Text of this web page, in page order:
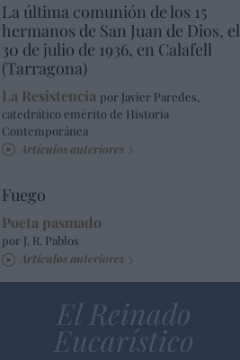
La última comunión de los 15
hermanos de San Juan de Dios, el
30 de julio de 1936, en Calafell
(Tarragona)
La Resistencia por Javier Paredes,
catedrático emérito de Historia
Contemporánea
Artículos anteriores
Fuego
Poeta pasmado
por J. R. Pablos
Artículos anteriores
El Reinado
Eucarístico